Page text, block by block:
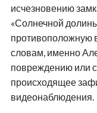
исчезновению
«Солнечной
противоположную
словам, именно
повреждению или
происходящее
видеонаблюдения.